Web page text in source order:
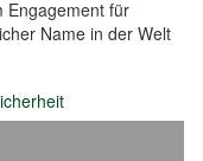
Engagement für
Name in der Welt